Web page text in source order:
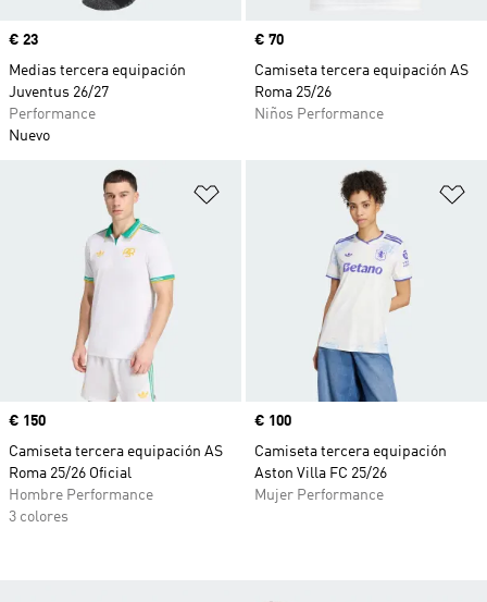
Precio
€ 23
Medias tercera equipación
Juventus 26/27
Performance
Nuevo
Precio
€ 70
Camiseta tercera equipación AS
Roma 25/26
Niños Performance
Añadir a la lista de deseos
Precio
€ 150
Camiseta tercera equipación AS
Roma 25/26 Oficial
Hombre Performance
3 colores
Precio
€ 100
Camiseta tercera equipación
Aston Villa FC 25/26
Mujer Performance